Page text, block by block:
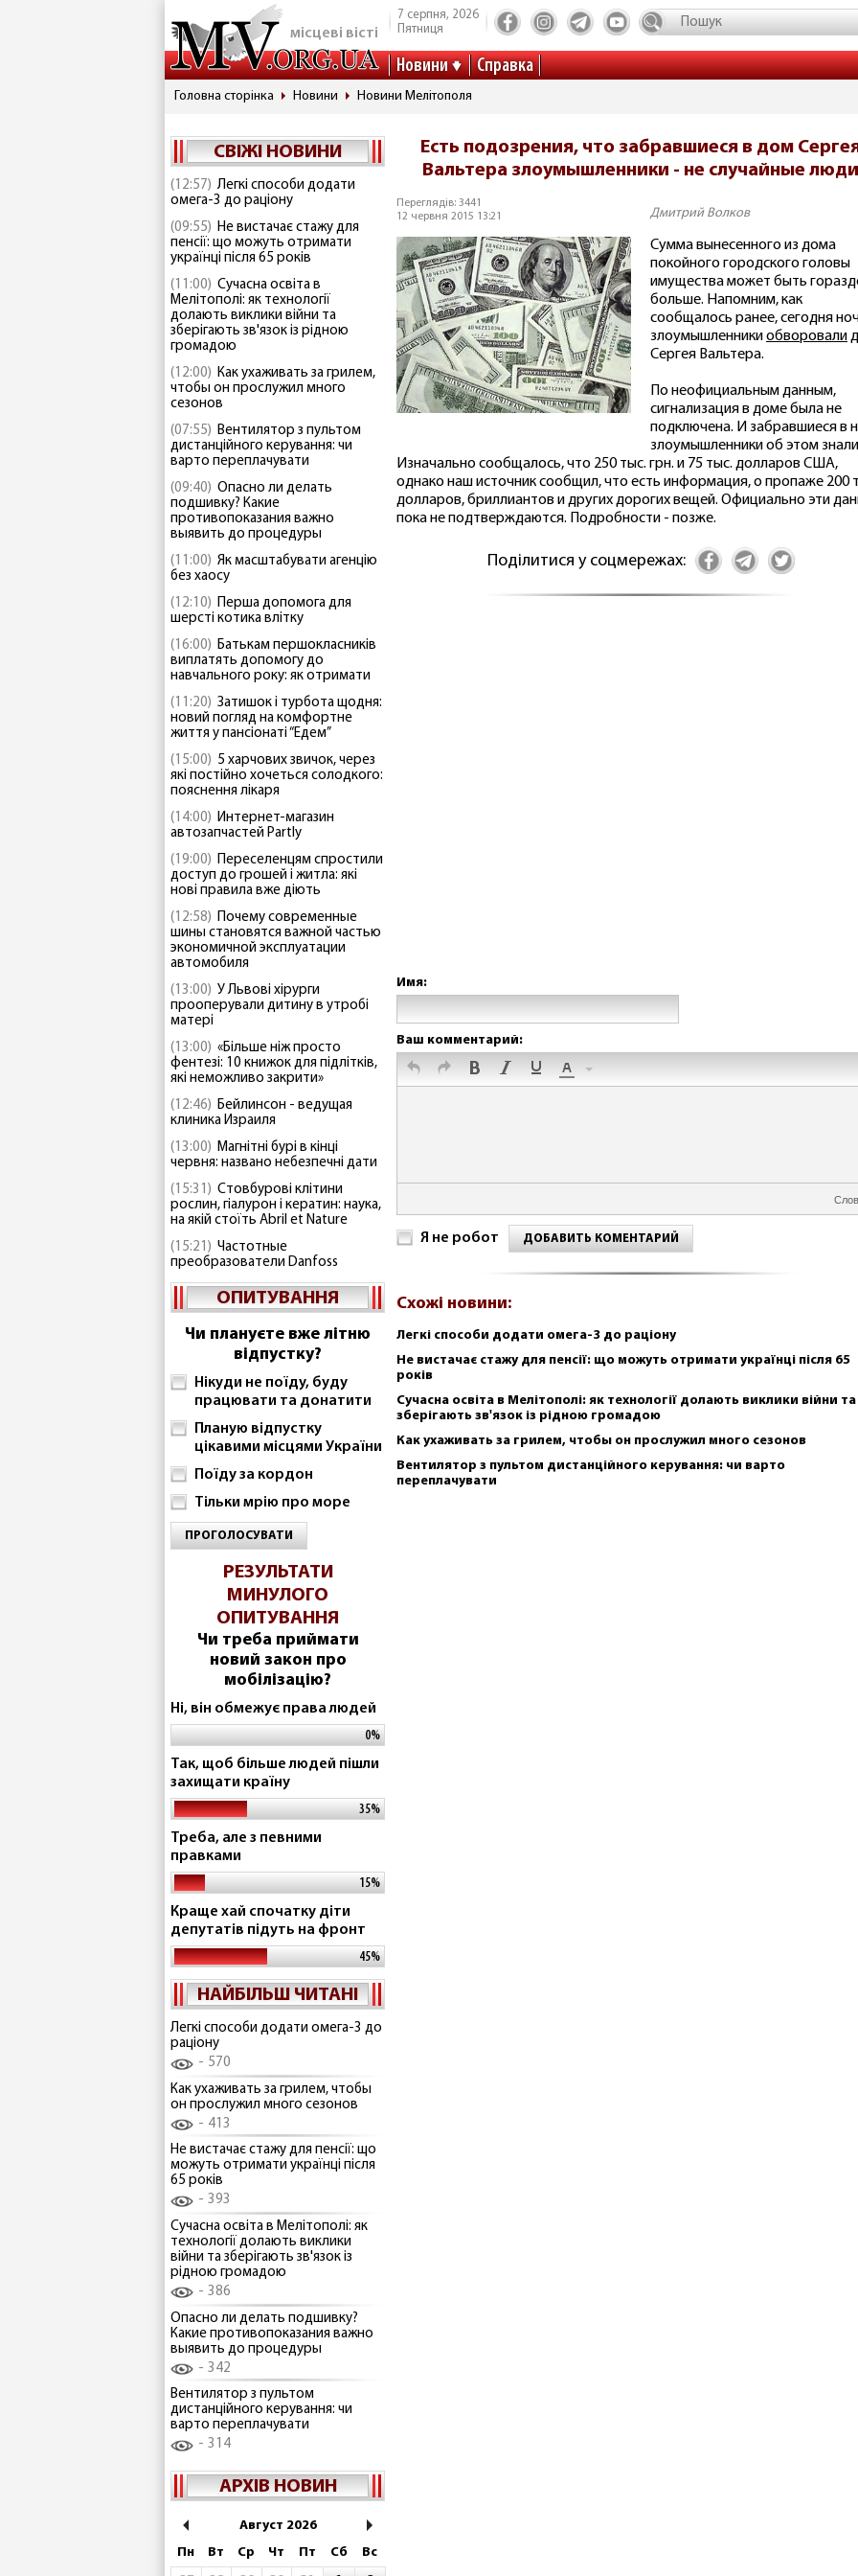
місцеві вісті
7 серпня, 2026
Пятниця
Новини Справка
Головна сторінка Новини Новини Мелітополя
СВІЖІ НОВИНИ
(12:57) Легкі способи додати
омега-3 до раціону
(09:55) Не вистачає стажу для
пенсії: що можуть отримати
українці після 65 років
(11:00) Сучасна освіта в
Мелітополі: як технології
долають виклики війни та
зберігають зв'язок із рідною
громадою
(12:00) Как ухаживать за грилем,
чтобы он прослужил много
сезонов
(07:55) Вентилятор з пультом
дистанційного керування: чи
варто переплачувати
(09:40) Опасно ли делать
подшивку? Какие
противопоказания важно
выявить до процедуры
(11:00) Як масштабувати агенцію
без хаосу
(12:10) Перша допомога для
шерсті котика влітку
(16:00) Батькам першокласників
виплатять допомогу до
навчального року: як отримати
(11:20) Затишок і турбота щодня:
новий погляд на комфортне
життя у пансіонаті “Едем”
(15:00) 5 харчових звичок, через
які постійно хочеться солодкого:
пояснення лікаря
(14:00) Интернет-магазин
автозапчастей Partly
(19:00) Переселенцям спростили
доступ до грошей і житла: які
нові правила вже діють
(12:58) Почему современные
шины становятся важной частью
экономичной эксплуатации
автомобиля
(13:00) У Львові хірурги
прооперували дитину в утробі
матері
(13:00) «Більше ніж просто
фентезі: 10 книжок для підлітків,
які неможливо закрити»
(12:46) Бейлинсон - ведущая
клиника Израиля
(13:00) Магнітні бурі в кінці
червня: названо небезпечні дати
(15:31) Стовбурові клітини
рослин, гіалурон і кератин: наука,
на якій стоїть Abril et Nature
(15:21) Частотные
преобразователи Danfoss
ОПИТУВАННЯ
Чи плануєте вже літню
відпустку?
Нікуди не поїду, буду
працювати та донатити
Планую відпустку
цікавими місцями України
Поїду за кордон
Тільки мрію про море
ПРОГОЛОСУВАТИ
РЕЗУЛЬТАТИ
МИНУЛОГО
ОПИТУВАННЯ
Чи треба приймати
новий закон про
мобілізацію?
Ні, він обмежує права людей
0%
Так, щоб більше людей пішли
захищати країну
35%
Треба, але з певними
правками
15%
Краще хай спочатку діти
депутатів підуть на фронт
45%
НАЙБІЛЬШ ЧИТАНІ
Легкі способи додати омега-3 до
раціону
570
Как ухаживать за грилем, чтобы
он прослужил много сезонов
413
Не вистачає стажу для пенсії: що
можуть отримати українці після
65 років
393
Сучасна освіта в Мелітополі: як
технології долають виклики
війни та зберігають зв'язок із
рідною громадою
386
Опасно ли делать подшивку?
Какие противопоказания важно
выявить до процедуры
342
Вентилятор з пультом
дистанційного керування: чи
варто переплачувати
314
АРХІВ НОВИН
Август 2026
Пн
Вт Ср Чт Пт Сб
Вс
Есть подозрения, что забравшиеся в дом
Вальтера злоумышленники - не случайные люди
Переглядів: 3441
12 червня 2015 13:21
Дмитрий Волков
Сумма вынесенного из дома
покойного городского головы
имущества может быть
больше. Напомним, как
сообщалось ранее, сегодня
злоумышленникиобворовали
Сергея Вальтера.
По неофициальным данным,
сигнализация в доме была не
подключена. И забравшиеся в
злоумышленники об этом
Изначально сообщалось, что 250 тыс. грн. и 75 тыс. долларов США,
однако наш источник сообщил, что есть информация, о пропаже 200
долларов, бриллиантов и других дорогих вещей. Официально эти
пока не подтверждаются. Подробности - позже.
Поділитися у соцмережах:
Имя:
Ваш комментарий:
Я не робот ДОБАВИТЬ КОМЕНТАРИЙ
Схожі новини:
Легкі способи додати омега-3 до раціону
Не вистачає стажу для пенсії: що можуть отримати українці після 65
років
Сучасна освіта в Мелітополі: як технології долають виклики війни та
зберігають зв'язок із рідною громадою
Как ухаживать за грилем, чтобы он прослужил много сезонов
Вентилятор з пультом дистанційного керування: чи варто
переплачувати